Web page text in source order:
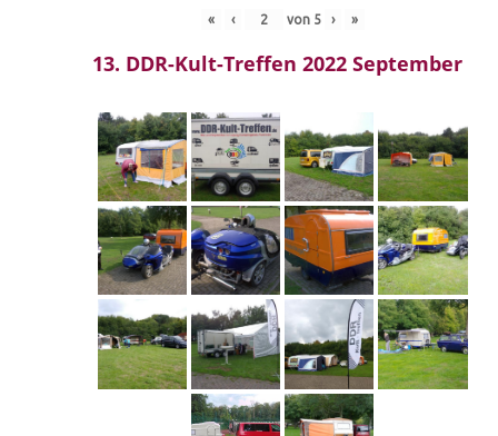
« ‹ von 5 › »
13. DDR-Kult-Treffen 2022 September